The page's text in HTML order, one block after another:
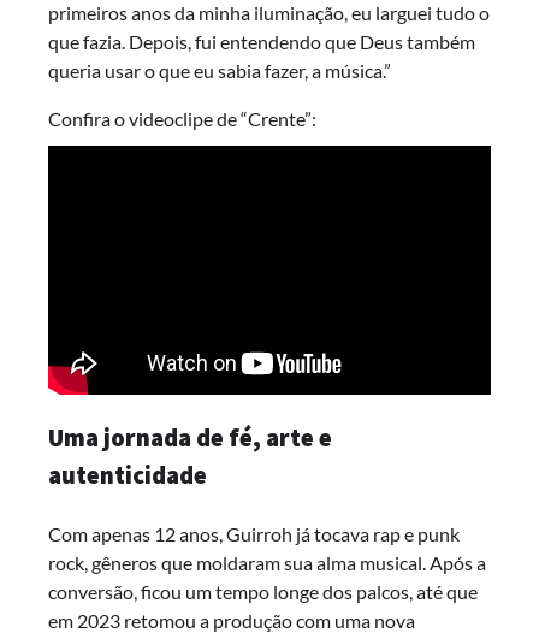
primeiros anos da minha iluminação, eu larguei tudo o
que fazia. Depois, fui entendendo que Deus também
queria usar o que eu sabia fazer, a música.”
Confira o videoclipe de “Crente”:
Uma jornada de fé, arte e
autenticidade
Com apenas 12 anos, Guirroh já tocava rap e punk
rock, gêneros que moldaram sua alma musical. Após a
conversão, ficou um tempo longe dos palcos, até que
em 2023 retomou a produção com uma nova